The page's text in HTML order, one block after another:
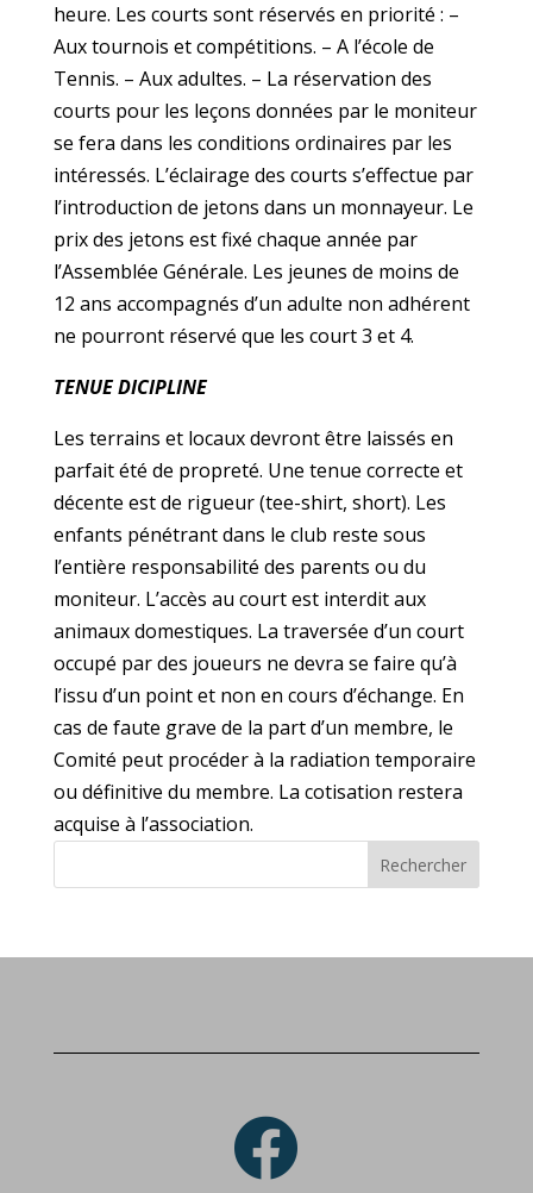
heure. Les courts sont réservés en priorité : –
Aux tournois et compétitions. – A l’école de
Tennis. – Aux adultes. – La réservation des
courts pour les leçons données par le moniteur
se fera dans les conditions ordinaires par les
intéressés. L’éclairage des courts s’effectue par
l’introduction de jetons dans un monnayeur. Le
prix des jetons est fixé chaque année par
l’Assemblée Générale. Les jeunes de moins de
12 ans accompagnés d’un adulte non adhérent
ne pourront réservé que les court 3 et 4.
TENUE DICIPLINE
Les terrains et locaux devront être laissés en
parfait été de propreté. Une tenue correcte et
décente est de rigueur (tee-shirt, short). Les
enfants pénétrant dans le club reste sous
l’entière responsabilité des parents ou du
moniteur. L’accès au court est interdit aux
animaux domestiques. La traversée d’un court
occupé par des joueurs ne devra se faire qu’à
l’issu d’un point et non en cours d’échange. En
cas de faute grave de la part d’un membre, le
Comité peut procéder à la radiation temporaire
ou définitive du membre. La cotisation restera
acquise à l’association.
Rechercher
